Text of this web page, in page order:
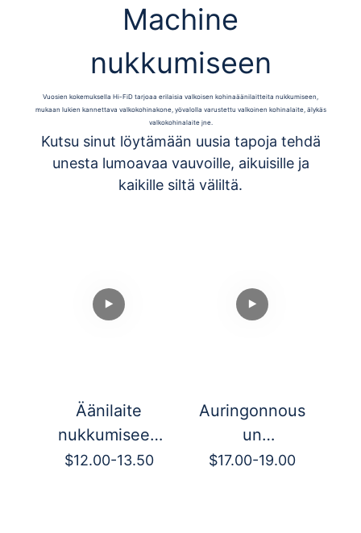
Machine
nukkumiseen
Vuosien kokemuksella Hi-FiD tarjoaa erilaisia ​​valkoisen kohinaäänilaitteita nukkumiseen,
mukaan lukien kannettava valkokohinakone, yövalolla varustettu valkoinen kohinalaite, älykäs
valkokohinalaite jne.
Kutsu sinut löytämään uusia tapoja tehdä
unesta lumoavaa vauvoille, aikuisille ja
kaikille siltä väliltä.
Äänilaite
nukkumiseen
HFD-W06
$12.00-13.50
Auringonnous
un
herätyskello
$17.00-19.00